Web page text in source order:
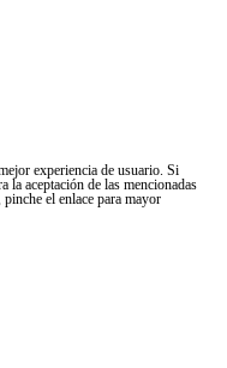
experiencia de usuario. Si
la aceptación de las mencionadas
, pinche el enlace para mayor